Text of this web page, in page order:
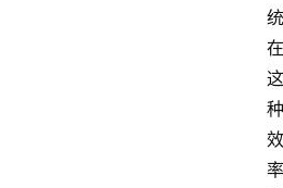
统
在
这
种
效
率